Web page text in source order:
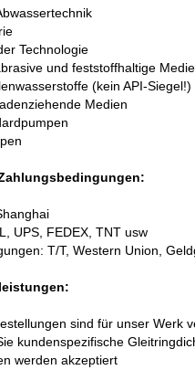
Technologie
und feststoffhaltige
(kein API-Siegel!)
Medien
:
UPS, FEDEX, TNT usw
T/T, Western Union,
sind für unser Werk
kundenspezifische
werden akzeptiert